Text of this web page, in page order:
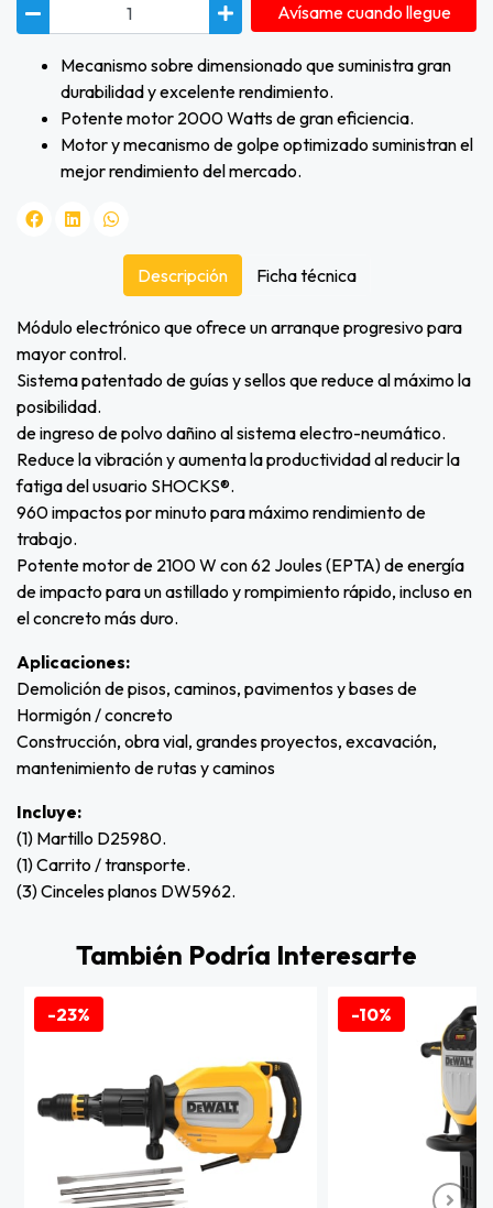
Avísame cuando llegue
Mecanismo sobre dimensionado que suministra gran
durabilidad y excelente rendimiento.
Potente motor 2000 Watts de gran eficiencia.
Motor y mecanismo de golpe optimizado suministran el
mejor rendimiento del mercado.
Módulo electrónico que ofrece un arranque progresivo para
mayor control.
Sistema patentado de guías y sellos que reduce al máximo la
posibilidad.
de ingreso de polvo dañino al sistema electro-neumático.
Reduce la vibración y aumenta la productividad al reducir la
fatiga del usuario SHOCKS®.
960 impactos por minuto para máximo rendimiento de
trabajo.
Potente motor de 2100 W con 62 Joules (EPTA) de energía
de impacto para un astillado y rompimiento rápido, incluso en
el concreto más duro.
Aplicaciones:
Demolición de pisos, caminos, pavimentos y bases de
Hormigón / concreto
Construcción, obra vial, grandes proyectos, excavación,
mantenimiento de rutas y caminos
Incluye:
(1) Martillo D25980.
(1) Carrito / transporte.
(3) Cinceles planos DW5962.
Descripción Ficha técnica
También Podría Interesarte
-23% -10%